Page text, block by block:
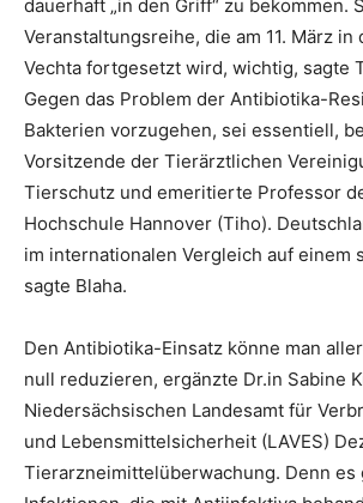
dauerhaft „in den Griff“ zu bekommen.
Veranstaltungsreihe, die am 11. März
Vechta fortgesetzt wird, wichtig, sagte
Gegen das Problem der Antibiotika-
Bakterien vorzugehen, sei essentiell,
Vorsitzende der Tierärztlichen
Tierschutz und emeritierte Professor
Hochschule Hannover (Tiho).
im internationalen Vergleich auf einem
sagte Blaha.
Den Antibiotika-Einsatz könne man
null reduzieren, ergänzte Dr.in Sabine
Niedersächsischen Landesamt für
und Lebensmittelsicherheit (LAVES)
Tierarzneimittelüberwachung. Denn es